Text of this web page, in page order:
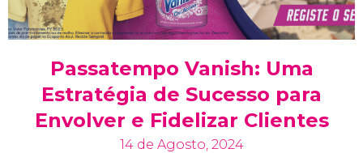
Passatempo Vanish: Uma
Estratégia de Sucesso para
Envolver e Fidelizar Clientes
14 de Agosto, 2024